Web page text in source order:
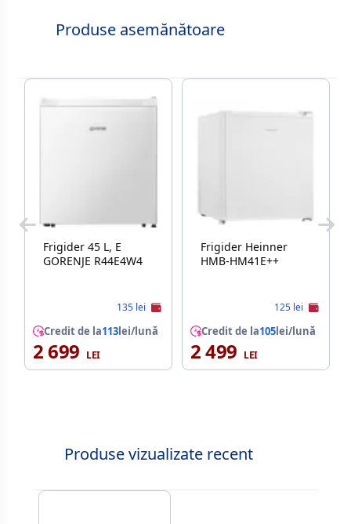
Produse asemănătoare
Frigider 45 L, E
GORENJE R44E4W4
135 lei
Credit de la113lei/lună
2 699
Frigider Heinner
HMB-HM41E++
125 lei
Credit de la105lei/lună
2 499
Produse vizualizate recent